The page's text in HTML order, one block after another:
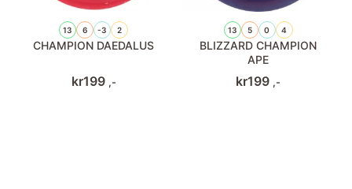
13 6 -3 2
CHAMPION DAEDALUS
kr199 ,-
13 5 0 4
BLIZZARD CHAMPION
APE
kr199 ,-